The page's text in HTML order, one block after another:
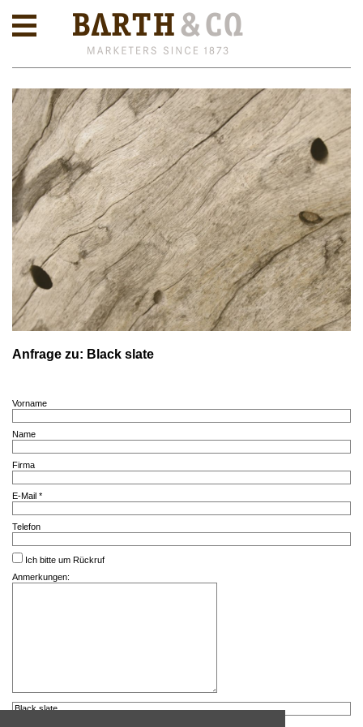
Anfrage zu: Black slate
Vorname
Name
Firma
E-Mail *
Telefon
Ich bitte um Rückruf
Anmerkungen: